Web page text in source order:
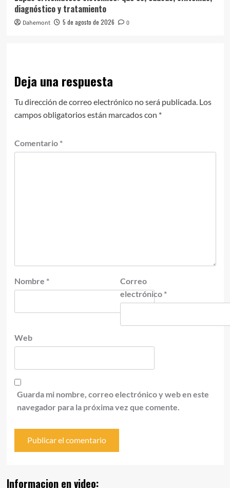
diagnóstico y tratamiento
Dahemont 5 de agosto de 2026 0
Deja una respuesta
Tu dirección de correo electrónico no será publicada. Los
campos obligatorios están marcados con *
Comentario *
Nombre *
Correo
electrónico *
Web
Guarda mi nombre, correo electrónico y web en este
navegador para la próxima vez que comente.
Informacion en video: